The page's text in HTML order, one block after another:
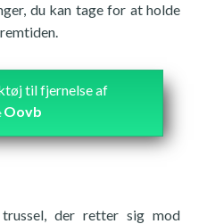
du kan tage for at holde
til fjernelse af
Oovb
der retter sig mod